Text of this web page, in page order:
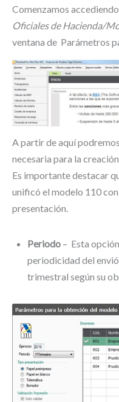
Comenzamos
Oficiales de Hacienda/
ventana de Parámetros
A partir de aquí
necesaria para la
Es importante destacar
unificó el modelo 110
presentación.
Periodo – Esta
periodicidad del
trimestral según su